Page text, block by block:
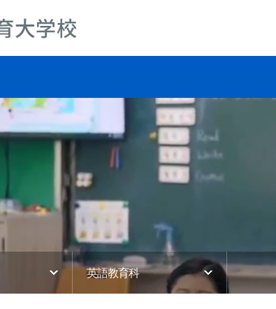
英語教育科